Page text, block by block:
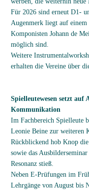
Für 2026 sind erneut D1-
Augenmerk liegt auf
Komponisten Johann de
möglich sind.
Weitere
erhalten die Vereine über
Spielleutewesen setzt
Kommunikation
Im Fachbereich Spielleute
Leonie Beine zur weiteren
Rückblickend hob Knop
sowie das
Resonanz stieß.
Neben E-Prüfungen im
Lehrgänge von August bis